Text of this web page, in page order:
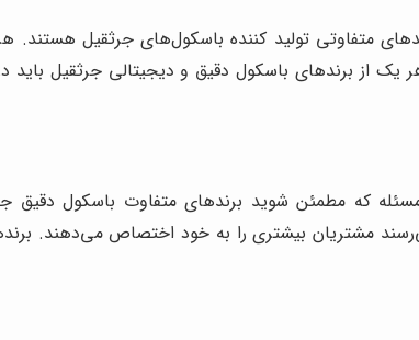
متفاوتی تولید کننده باسکول‌های جرثقیل هستند.
برندهای باسکول دقیق و دیجیتالی جرثقیل باید در
که مطمئن شوید برندهای متفاوت باسکول دقیق
مشتریان بیشتری را به خود اختصاص می‌دهند.